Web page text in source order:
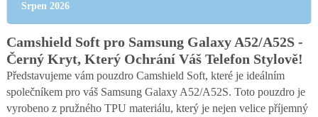
Srpen 2026
Camshield Soft pro Samsung Galaxy A52/A52S -
Černý Kryt, Který Ochrání Váš Telefon Stylově!
Představujeme vám pouzdro Camshield Soft, které je ideálním
společníkem pro váš Samsung Galaxy A52/A52S. Toto pouzdro je
vyrobeno z pružného TPU materiálu, který je nejen velice příjemný